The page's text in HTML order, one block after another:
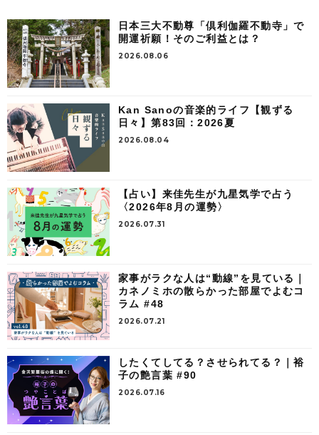
日本三大不動尊「倶利伽羅不動寺」で
開運祈願！そのご利益とは？
2026.08.06
Kan Sanoの音楽的ライフ【観ずる
日々】第83回：2026夏
2026.08.04
【占い】来佳先生が九星気学で占う
〈2026年8月の運勢〉
2026.07.31
家事がラクな人は“動線”を見ている｜
カネノミホの散らかった部屋でよむコ
ラム #48
2026.07.21
したくてしてる？させられてる？｜裕
子の艶言葉 #90
2026.07.16